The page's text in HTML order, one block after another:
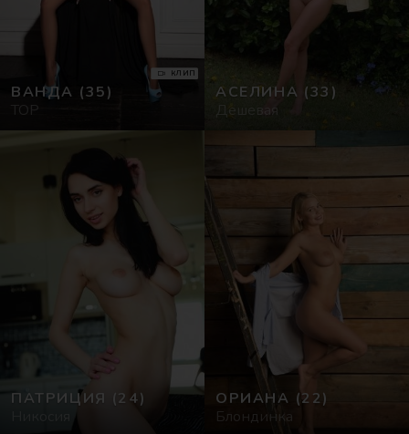
ВАНДА (35)
TOP
КЛИП
АСЕЛИНА (33)
Дешевая
ПАТРИЦИЯ (24)
ОРИАНА (22)
Блондинка